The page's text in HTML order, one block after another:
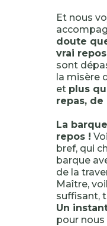
Et nous
doute
vrai repos
sont
la misère
et plus
repas, de
La
repos !
bref, qui
barque
de la
Maître,
suffisant,
Un
pour nous